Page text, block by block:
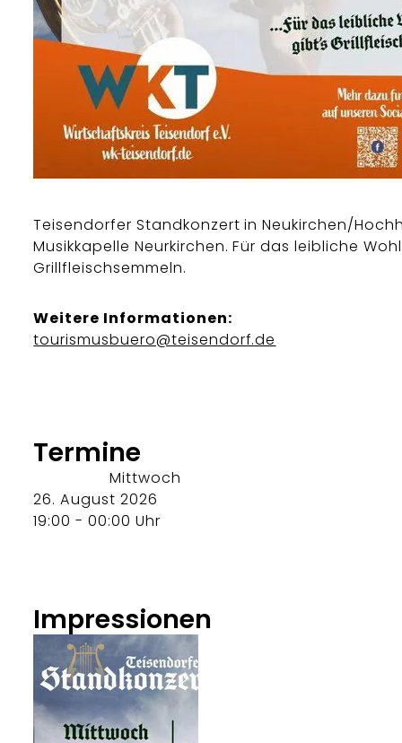
Teisendorfer Standkonzert in Neukirchen/
Musikkapelle Neurkirchen. Für das leibliche
Grillfleischsemmeln.
Weitere Informationen:
tourismusbuero@teisendorf.de
Termine
Mittwoch
26. August 2026
19:00 - 00:00 Uhr
Impressionen